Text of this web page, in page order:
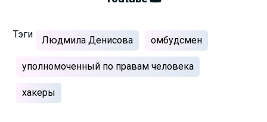
Тэги
Людмила Денисова омбудсмен
уполномоченный по правам человека
хакеры